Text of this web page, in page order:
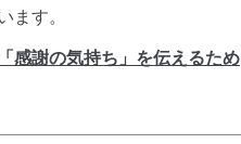
ます。
感謝の気持ち」を伝えるため